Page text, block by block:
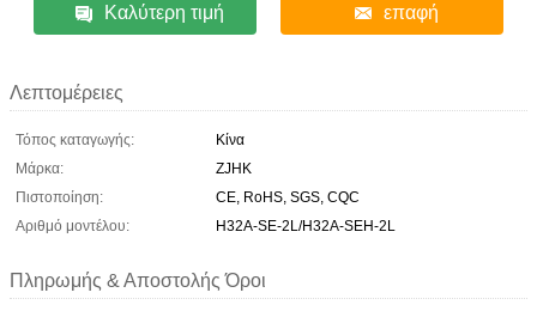
Καλύτερη τιμή επαφή
Λεπτομέρειες
Τόπος καταγωγής:
Κίνα
Μάρκα:
ZJHK
Πιστοποίηση:
CE, RoHS, SGS, CQC
Αριθμό μοντέλου:
H32A-SE-2L/H32A-SEH-2L
Πληρωμής & Αποστολής Όροι